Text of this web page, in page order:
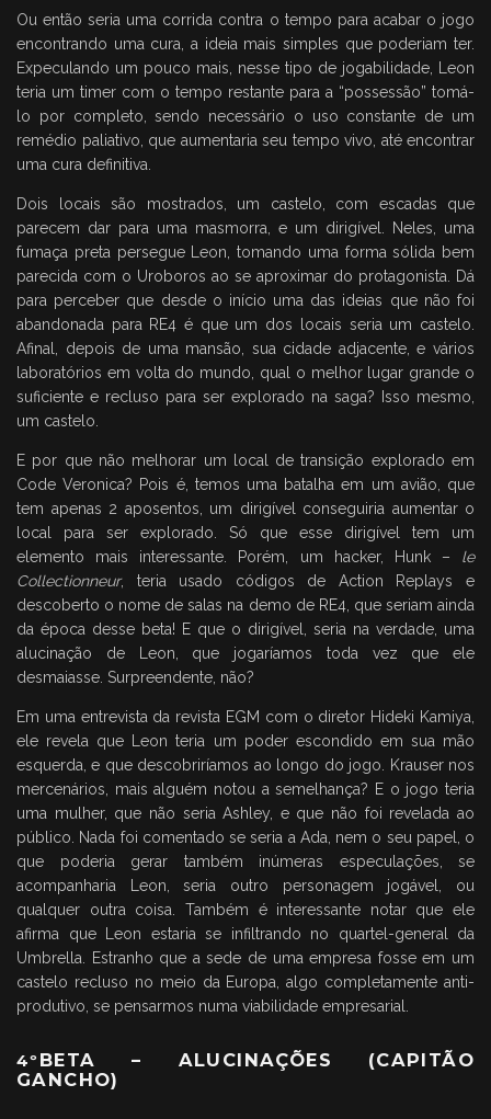
Ou então seria uma corrida contra o tempo para acabar o jogo
encontrando uma cura, a ideia mais simples que poderiam ter.
Expeculando um pouco mais, nesse tipo de jogabilidade, Leon
teria um timer com o tempo restante para a “possessão” tomá-
lo por completo, sendo necessário o uso constante de um
remédio paliativo, que aumentaria seu tempo vivo, até encontrar
uma cura definitiva.
Dois locais são mostrados, um castelo, com escadas que
parecem dar para uma masmorra, e um dirigível. Neles, uma
fumaça preta persegue Leon, tomando uma forma sólida bem
parecida com o Uroboros ao se aproximar do protagonista. Dá
para perceber que desde o início uma das ideias que não foi
abandonada para RE4 é que um dos locais seria um castelo.
Afinal, depois de uma mansão, sua cidade adjacente, e vários
laboratórios em volta do mundo, qual o melhor lugar grande o
suficiente e recluso para ser explorado na saga? Isso mesmo,
um castelo.
E por que não melhorar um local de transição explorado em
Code Veronica? Pois é, temos uma batalha em um avião, que
tem apenas 2 aposentos, um dirigível conseguiria aumentar o
local para ser explorado. Só que esse dirigível tem um
elemento mais interessante. Porém, um hacker, Hunk – le
Collectionneur, teria usado códigos de Action Replays e
descoberto o nome de salas na demo de RE4, que seriam ainda
da época desse beta! E que o dirigível, seria na verdade, uma
alucinação de Leon, que jogaríamos toda vez que ele
desmaiasse. Surpreendente, não?
Em uma entrevista da revista EGM com o diretor Hideki Kamiya,
ele revela que Leon teria um poder escondido em sua mão
esquerda, e que descobriríamos ao longo do jogo. Krauser nos
mercenários, mais alguém notou a semelhança? E o jogo teria
uma mulher, que não seria Ashley, e que não foi revelada ao
público. Nada foi comentado se seria a Ada, nem o seu papel, o
que poderia gerar também inúmeras especulações, se
acompanharia Leon, seria outro personagem jogável, ou
qualquer outra coisa. Também é interessante notar que ele
afirma que Leon estaria se infiltrando no quartel-general da
Umbrella. Estranho que a sede de uma empresa fosse em um
castelo recluso no meio da Europa, algo completamente anti-
produtivo, se pensarmos numa viabilidade empresarial.
4º BETA – ALUCINAÇÕES (CAPITÃO
GANCHO)